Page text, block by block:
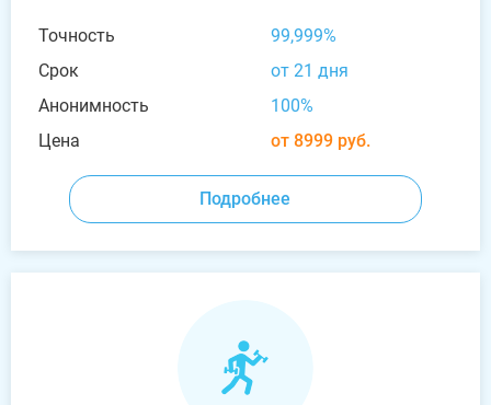
Точность
99,999%
Срок
от 21 дня
Анонимность
100%
Цена
от 8999 руб.
Подробнее